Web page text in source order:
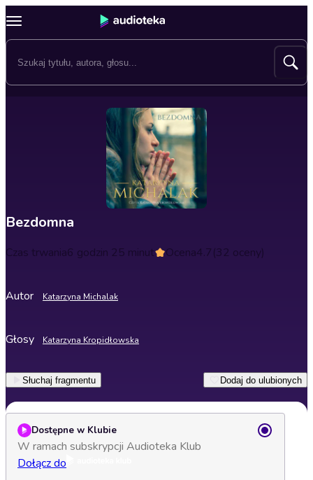
Bezdomna
Czas trwania6 godzin 25 minut Ocena4.7(32 oceny)
Autor Katarzyna Michalak
Głosy Katarzyna Kropidłowska
Słuchaj fragmentu Dodaj do ulubionych
Dostępne w Klubie
W ramach subskrypcji Audioteka Klub
Dołącz do